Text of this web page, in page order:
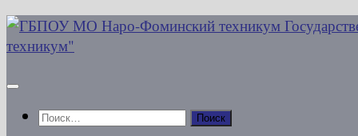
Перейти
к
Найти: